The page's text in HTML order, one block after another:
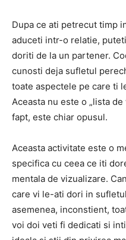
Dupa ce ati petrecut timp
aduceti intr-o relatie,
doriti de la un partener.
cunosti deja sufletul
toate aspectele pe care ti
Aceasta nu este o „lista
fapt, este chiar opusul.
Aceasta activitate este o
specifica cu ceea ce iti
mentala de vizualizare.
care vi le-ati dori in
asemenea, inconstient,
voi doi veti fi dedicati si